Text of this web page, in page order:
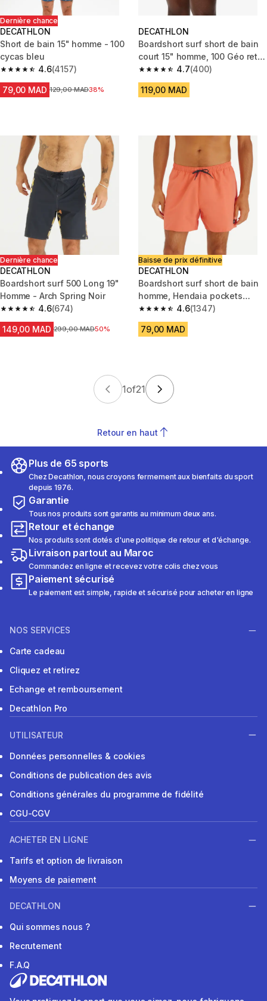
Dernière chance
DECATHLON
Short de bain 15" homme - 100
cycas bleu
4.6
4.6 out of 5 stars from 4157 reviews
(4157)
79,00 MAD Prix avant la réduction
129,00 MAD38%
DECATHLON
Boardshort surf short de bain
court 15" homme, 100 Géo retro
beige
4.7
4.7 out of 5 stars from 400
(400)
119,00 MAD
Dernière chance
DECATHLON
Boardshort surf 500 Long 19"
Homme - Arch Spring Noir
4.6
4.6 out of 5 stars from 674 reviews
(674)
149,00 MAD Prix avant la réduction
299,00 MAD50%
Baisse de prix définitive
DECATHLON
Boardshort surf short de bain
homme, Hendaia pockets
brique
4.6
4.6 out of 5 stars from 1347
(1347)
79,00 MAD
1of21
Retour en haut
Plus de 65 sports
Chez Decathlon, nous croyons fermement aux bienfaits du sport
depuis 1976.
Garantie
Tous nos produits sont garantis au minimum deux ans.
Retour et échange
Nos produits sont dotés d'une politique de retour et d'échange.
Livraison partout au Maroc
Commandez en ligne et recevez votre colis chez vous
Paiement sécurisé
Le paiement est simple, rapide et sécurisé pour acheter en ligne
NOS SERVICES
Carte cadeau
Cliquez et retirez
Echange et remboursement
Decathlon Pro
UTILISATEUR
Données personnelles & cookies
Conditions de publication des avis
Conditions générales du programme de fidélité
CGU-CGV
ACHETER EN LIGNE
Tarifs et option de livraison
Moyens de paiement
DECATHLON
Qui sommes nous ?
Recrutement
F.A.Q